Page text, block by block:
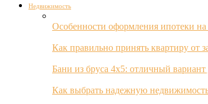
Недвижимость
Особенности оформления ипотеки на
Как правильно принять квартиру от
Бани из бруса 4х5: отличный
Как выбрать надежную